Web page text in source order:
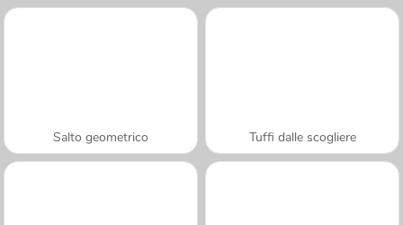
Salto geometrico Tuffi dalle scogliere